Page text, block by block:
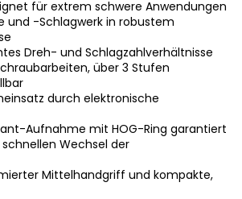
für extrem schwere Anwendungen
und -Schlagwerk in robustem
Dreh- und Schlagzahlverhältnisse
über 3 Stufen
durch elektronische
Aufnahme mit HOG-Ring garantiert
Wechsel der
Mittelhandgriff und kompakte,